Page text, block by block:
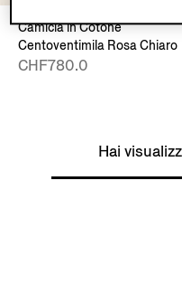
Camicia in Cotone
Centoventimila Rosa Chiaro
CHF780.0
Hai